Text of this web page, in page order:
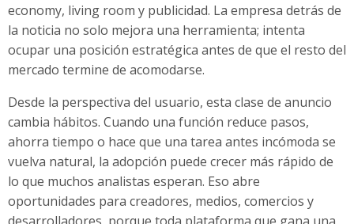
economy, living room y publicidad. La empresa detrás de
la noticia no solo mejora una herramienta; intenta
ocupar una posición estratégica antes de que el resto del
mercado termine de acomodarse.
Desde la perspectiva del usuario, esta clase de anuncio
cambia hábitos. Cuando una función reduce pasos,
ahorra tiempo o hace que una tarea antes incómoda se
vuelva natural, la adopción puede crecer más rápido de
lo que muchos analistas esperan. Eso abre
oportunidades para creadores, medios, comercios y